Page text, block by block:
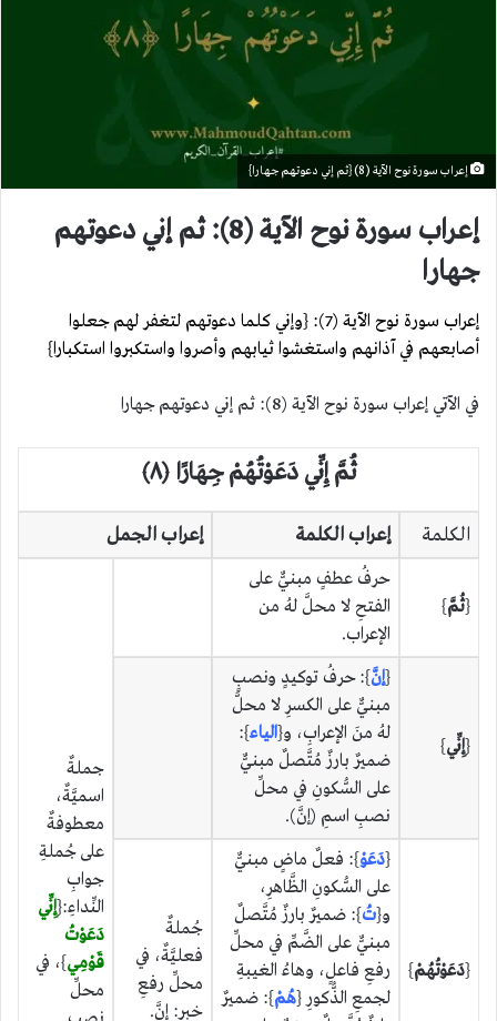
إعراب سورة نوح الآية (8) {ثم إني دعوتهم جهارا}
إعراب سورة نوح الآية (8): ثم إني دعوتهم
جهارا
إعراب سورة نوح الآية (7): {وإني كلما دعوتهم لتغفر لهم جعلوا
أصابعهم في آذانهم واستغشوا ثيابهم وأصروا واستكبروا استكبارا}
في الآتي إعراب سورة نوح الآية (8): ثم إني دعوتهم جهارا
ثُمَّ إِنِّي دَعَوْتُهُمْ جِهَارًا ﴿٨﴾
الكلمة إعراب الكلمة إعراب الجمل
{ثُمَّ}
حرفُ عطفٍ مبنيٌّ على
الفتحِ لا محلَّ لهُ من
الإعراب.
جملةٌ
اسميَّةٌ،
معطوفةٌ
على جُملةِ
جوابِ
النِّداءِ:{إِنِّي
دَعَوْتُ
قَوْمِي}، في
محلِّ
{إِنِّي}
{إنَّ}: حرفُ توكيدٍ ونصبٍ
مبنيٌّ على الكسرِ لا محلَّ
لهُ منَ الإعرابِ، و{الياء}:
ضميرٌ بارزٌ مُتَّصلٌ مبنيٌّ
على السُّكونِ في محلِّ
نصبِ اسمِ (إنَّ).
{دَعَوْتُهُمْ}
{دَعَوْ}: فعلٌ ماضٍ مبنيٌّ
على السُّكونِ الظَّاهرِ،
و{تُ}: ضميرٌ بارزٌ مُتَّصلٌ
مبنيٌّ على الضَّمِّ في محلِّ
رفعِ فاعلٍ، وهاءُ الغيبةِ
لجمعِ الذُّكورِ {هُمْ}: ضميرٌ
جُملةٌ
فعليَّةٌ، في
محلِّ رفعِ
خبرِ: إنَّ.